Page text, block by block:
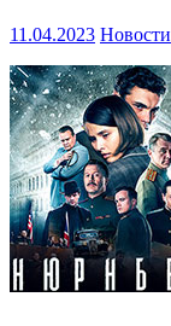
11.04.2023 Новости